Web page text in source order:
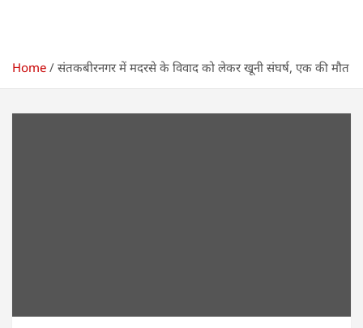
Home संतकबीरनगर में मदरसे के विवाद को लेकर खूनी संघर्ष, एक की मौत